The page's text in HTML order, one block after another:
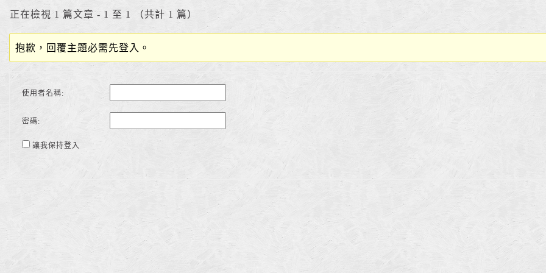
正在檢視 1 篇文章 - 1 至 1 （共計 1 篇）
抱歉，回覆主題必需先登入。
使用者名稱:
密碼:
讓我保持登入